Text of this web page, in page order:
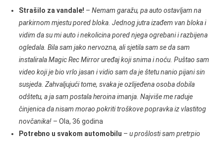
Strašilo za vandale! – Nemam garažu, pa auto ostavljam na
parkirnom mjestu pored bloka. Jednog jutra izađem van bloka i
vidim da su mi auto i nekolicina pored njega ogrebani i razbijena
ogledala. Bila sam jako nervozna, ali sjetila sam se da sam
instalirala Magic Rec Mirror uređaj koji snima i noću. Puštao sam
video koji je bio vrlo jasan i vidio sam da je štetu nanio pijani sin
susjeda. Zahvaljujući tome, svaka je ozlijeđena osoba dobila
odštetu, a ja sam postala heroina imanja. Najviše me raduje
činjenica da nisam morao pokriti troškove popravka iz vlastitog
novčanika!– Ola, 36 godina
Potrebno u svakom automobilu – u prošlosti sam pretrpio